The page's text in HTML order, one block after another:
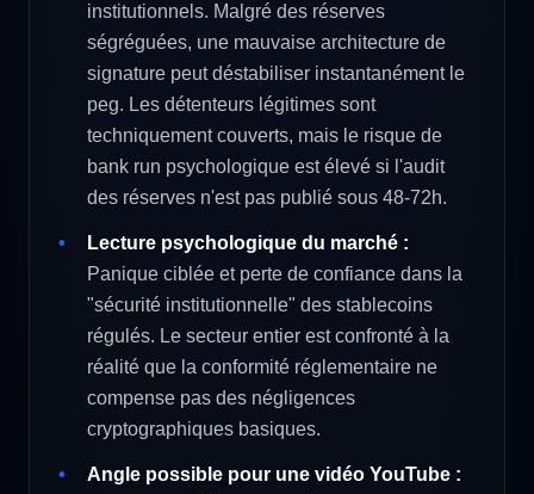
institutionnels. Malgré des réserves
ségréguées, une mauvaise architecture de
signature peut déstabiliser instantanément le
peg. Les détenteurs légitimes sont
techniquement couverts, mais le risque de
bank run psychologique est élevé si l'audit
des réserves n'est pas publié sous 48-72h.
Lecture psychologique du marché :
Panique ciblée et perte de confiance dans la
"sécurité institutionnelle" des stablecoins
régulés. Le secteur entier est confronté à la
réalité que la conformité réglementaire ne
compense pas des négligences
cryptographiques basiques.
Angle possible pour une vidéo YouTube :